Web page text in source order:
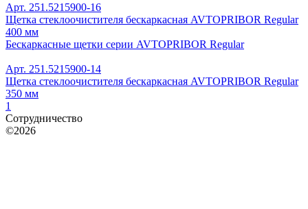
Арт. 251.5215900-16
Щетка стеклоочистителя бескаркасная AVTOPRIBOR Regular
400 мм
Бескаркасные щетки серии AVTOPRIBOR Regular
Арт. 251.5215900-14
Щетка стеклоочистителя бескаркасная AVTOPRIBOR Regular
350 мм
1
Сотрудничество
©2026